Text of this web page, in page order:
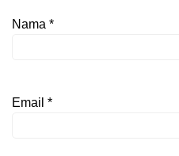
Nama *
Email *